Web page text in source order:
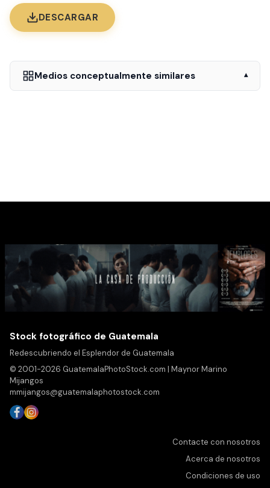
DESCARGAR
Medios conceptualmente similares ▾
Stock fotográfico de Guatemala
Redescubriendo el Esplendor de Guatemala
© 2001-2026 GuatemalaPhotoStock.com | Maynor Marino
Mijangos
mmijangos@guatemalaphotostock.com
Contacte con nosotros
Acerca de nosotros
Condiciones de uso